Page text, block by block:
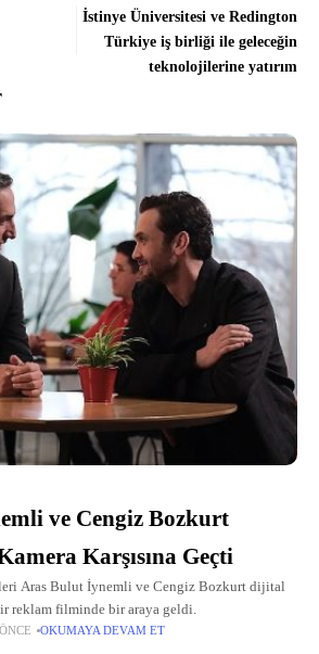
İstinye Üniversitesi ve Redington
Türkiye iş birliği ile geleceğin
teknolojilerine yatırım
ve Cengiz Bozkurt
Karşısına Geçti
Aras Bulut İynemli ve Cengiz Bozkurt dijital
reklam filminde bir araya geldi.
1 YIL ÖNCE OKUMAYA DEVAM ET